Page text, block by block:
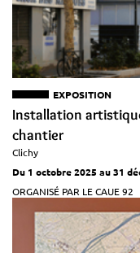
EXPOSITION
Installation
chantier
Clichy
Du 1 octobre 2025 au 31
ORGANISÉ PAR LE CAUE 92